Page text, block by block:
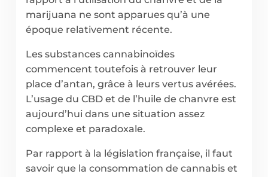
marijuana ne sont apparues qu’à une
époque relativement récente.
Les substances cannabinoïdes
commencent toutefois à retrouver leur
place d’antan, grâce à leurs vertus avérées.
L’usage du CBD et de l’huile de chanvre est
aujourd’hui dans une situation assez
complexe et paradoxale.
Par rapport à la législation française, il faut
savoir que la consommation de cannabis et